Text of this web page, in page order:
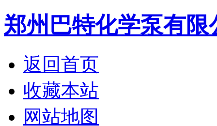
郑州巴特化学泵有限
返回首页
收藏本站
网站地图